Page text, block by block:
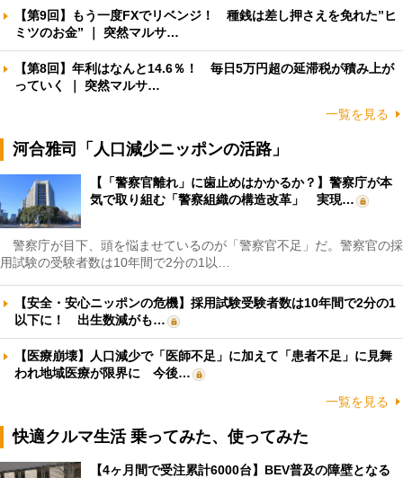
【第9回】もう一度FXでリベンジ！ 種銭は差し押さえを免れた”ヒ
ミツのお金” ｜ 突然マルサ…
【第8回】年利はなんと14.6％！ 毎日5万円超の延滞税が積み上が
っていく ｜ 突然マルサ…
一覧を見る
河合雅司「人口減少ニッポンの活路」
【「警察官離れ」に歯止めはかかるか？】警察庁が本
気で取り組む「警察組織の構造改革」 実現…
警察庁が目下、頭を悩ませているのが「警察官不足」だ。警察官の採
用試験の受験者数は10年間で2分の1以…
【安全・安心ニッポンの危機】採用試験受験者数は10年間で2分の1
以下に！ 出生数減がも…
【医療崩壊】人口減少で「医師不足」に加えて「患者不足」に見舞
われ地域医療が限界に 今後…
一覧を見る
快適クルマ生活 乗ってみた、使ってみた
【4ヶ月間で受注累計6000台】BEV普及の障壁となる